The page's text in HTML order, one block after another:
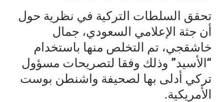
تحقق السلطات التركية في نظرية حول
أن جثة الإعلامي السعودي، جمال
خاشقجي، تم التخلص منها باستخدام
“الأسيد” وذلك وفقا لتصريحات مسؤول
تركي أدلى بها لصحيفة واشنطن بوست
الأمريكية.